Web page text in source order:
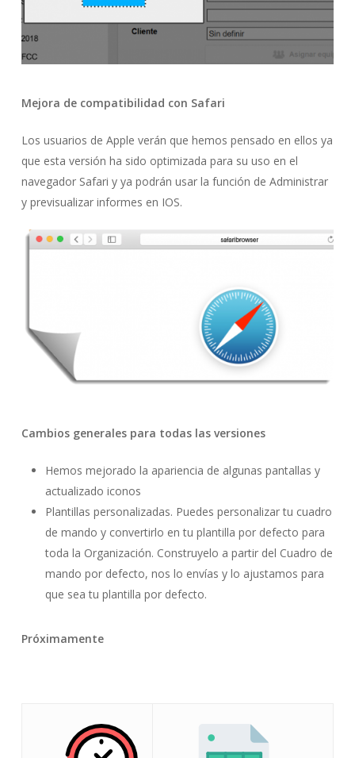
Mejora de compatibilidad con Safari
Los usuarios de Apple verán que hemos pensado en ellos ya
que esta versión ha sido optimizada para su uso en el
navegador Safari y ya podrán usar la función de Administrar
y previsualizar informes en IOS.
Cambios generales para todas las versiones
Hemos mejorado la apariencia de algunas pantallas y
actualizado iconos
Plantillas personalizadas. Puedes personalizar tu cuadro
de mando y convertirlo en tu plantilla por defecto para
toda la Organización. Construyelo a partir del Cuadro de
mando por defecto, nos lo envías y lo ajustamos para
que sea tu plantilla por defecto.
Próximamente